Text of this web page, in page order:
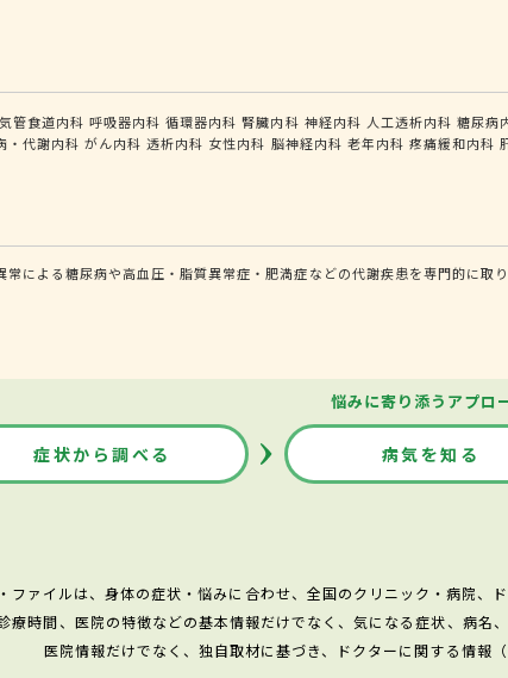
気管食道内科 呼吸器内科 循環器内科 腎臓内科 神経内科 人工透析内科 糖尿病
・代謝内科 がん内科 透析内科 女性内科 脳神経内科 老年内科 疼痛緩和内科
による糖尿病や高血圧・脂質異常症・肥満症などの代謝疾患を専門的に取り
悩みに寄り添うアプロ
症状から調べる 病気を知る
ファイルは、身体の症状・悩みに合わせ、全国のクリニック・病院、
療時間、医院の特徴などの基本情報だけでなく、気になる症状、病名
医院情報だけでなく、独自取材に基づき、ドクターに関する情報